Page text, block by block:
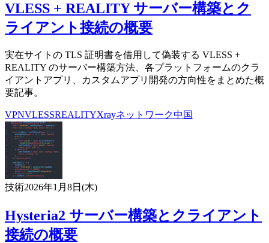
VLESS + REALITY サーバー構築とク
ライアント接続の概要
実在サイトの TLS 証明書を借用して偽装する VLESS +
REALITY のサーバー構築方法、各プラットフォームのクラ
イアントアプリ、カスタムアプリ開発の方向性をまとめた概
要記事。
VPNVLESSREALITYXrayネットワーク中国
技術2026年1月8日(木)
Hysteria2 サーバー構築とクライアント
接続の概要